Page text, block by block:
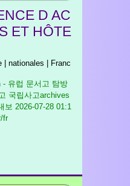
D AC
ET HÔTE
| nationales | Franc
- 유럽 문서고 탐방
국립사고archives
보 2026-07-28 01:1
fr